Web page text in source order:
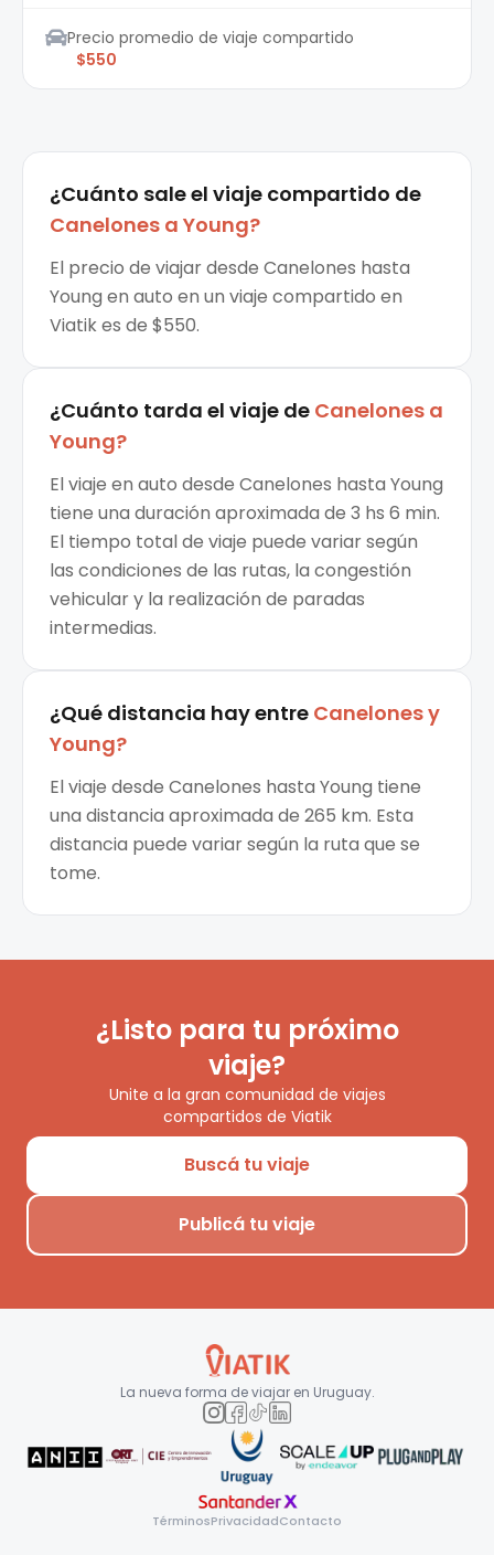
Precio promedio de viaje compartido
$550
¿Cuánto sale el viaje compartido de
Canelones a Young?
El precio de viajar desde Canelones hasta
Young en auto en un viaje compartido en
Viatik es de $550.
¿Cuánto tarda el viaje de Canelones a
Young?
El viaje en auto desde Canelones hasta Young
tiene una duración aproximada de 3 hs 6 min.
El tiempo total de viaje puede variar según
las condiciones de las rutas, la congestión
vehicular y la realización de paradas
intermedias.
¿Qué distancia hay entre Canelonesy
Young?
El viaje desde Canelones hasta Young tiene
una distancia aproximada de 265 km. Esta
distancia puede variar según la ruta que se
tome.
¿Listo para tu próximo
viaje?
Unite a la gran comunidad de viajes
compartidos de Viatik
Buscá tu viaje
Publicá tu viaje
La nueva forma de viajar en Uruguay.
TérminosPrivacidadContacto